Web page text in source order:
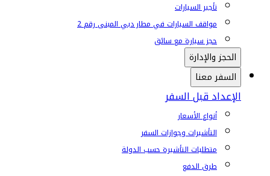
تأجير السيارات
مواقف السيارات في مطار دبي المبنى رقم 2
حجز سيارة مع سائق
الحجز والإدارة
السفر معنا
الإعداد قبل السفر
أنواع الأسعار
التأشيرات وجوازات السفر
متطلبات التأشيرة حسب الدولة
طرق الدفع